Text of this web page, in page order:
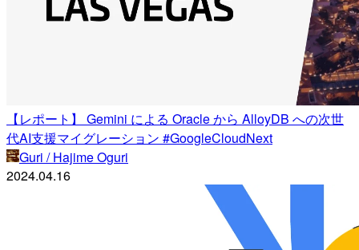
【レポート】 Gemini による Oracle から AlloyDB への次世
代AI支援マイグレーション #GoogleCloudNext
Guri / Hajime Oguri
2024.04.16